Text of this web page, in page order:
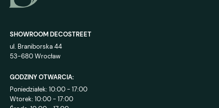
SHOWROOM DECOSTREET
ul. Braniborska 44
53-680 Wrocław
GODZINY OTWARCIA:
Poniedziałek: 10:00 - 17:00
Wtorek: 10:00 - 17:00